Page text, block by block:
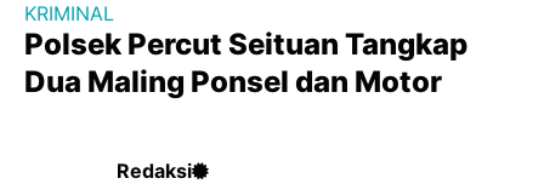
KRIMINAL
Polsek Percut Seituan Tangkap
Dua Maling Ponsel dan Motor
Redaksi